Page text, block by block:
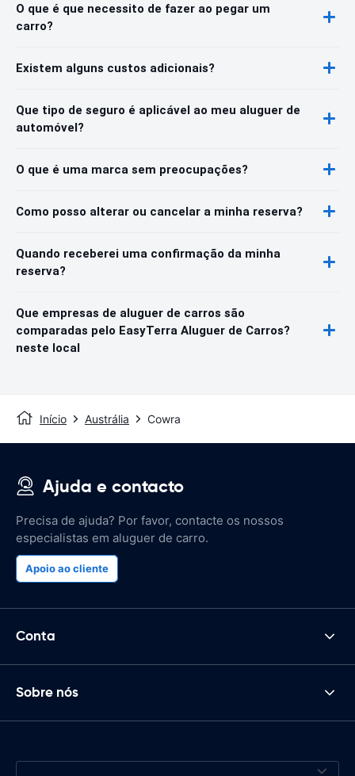
O que é que necessito de fazer ao pegar um
carro?
Existem alguns custos adicionais?
Que tipo de seguro é aplicável ao meu aluguer de
automóvel?
O que é uma marca sem preocupações?
Como posso alterar ou cancelar a minha reserva?
Quando receberei uma confirmação da minha
reserva?
Que empresas de aluguer de carros são
comparadas pelo EasyTerra Aluguer de Carros?
neste local
Início Austrália Cowra
Ajuda e contacto
Precisa de ajuda? Por favor, contacte os nossos
especialistas em aluguer de carro.
Apoio ao cliente
Conta
Sobre nós